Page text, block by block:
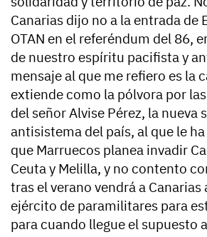
Canarias dijo no a la entrada de
OTAN en el referéndum del 86,
de nuestro espíritu pacifista y
mensaje al que me refiero es la
extiende como la pólvora por
del señor Alvise Pérez, la nueva
antisistema del país, al que le
que Marruecos planea invadir
Ceuta y Melilla, y no contento
tras el verano vendrá a Canarias
ejército de paramilitares para
para cuando llegue el supuesto